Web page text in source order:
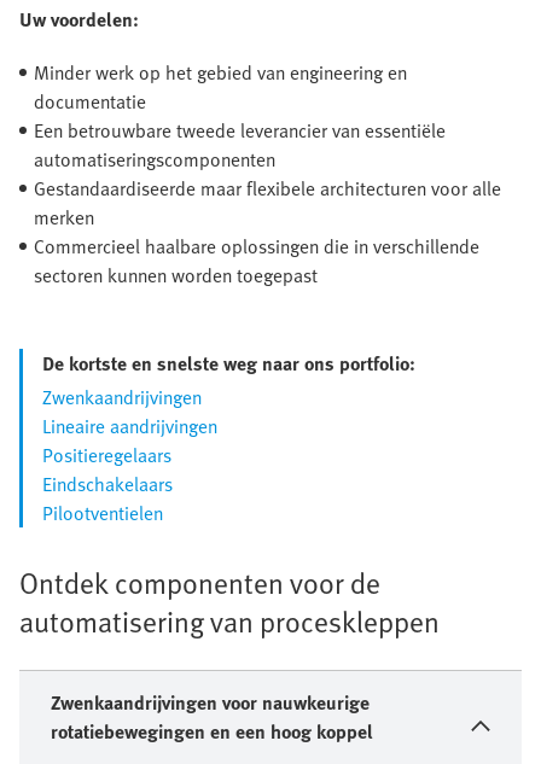
Uw voordelen:
Minder werk op het gebied van engineering en
documentatie
Een betrouwbare tweede leverancier van essentiële
automatiseringscomponenten
Gestandaardiseerde maar flexibele architecturen voor alle
merken
Commercieel haalbare oplossingen die in verschillende
sectoren kunnen worden toegepast
De kortste en snelste weg naar ons portfolio:
Zwenkaandrijvingen
Lineaire aandrijvingen
Positieregelaars
Eindschakelaars
Pilootventielen
Ontdek componenten voor de
automatisering van proceskleppen
Zwenkaandrijvingen voor nauwkeurige
rotatiebewegingen en een hoog koppel